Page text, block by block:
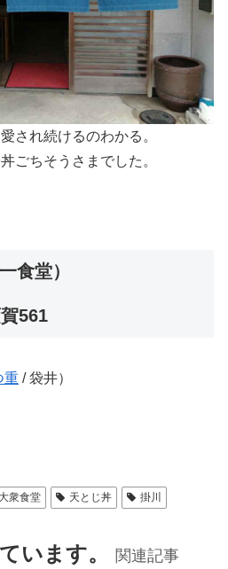
され続けるのわかる。
ごちそうさまでした。
食堂）
561
重 / 袋井）
大衆食堂 天とじ丼 掛川
います。 関連記事